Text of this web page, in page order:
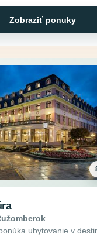
Zobraziť ponuky
ubytovanie v